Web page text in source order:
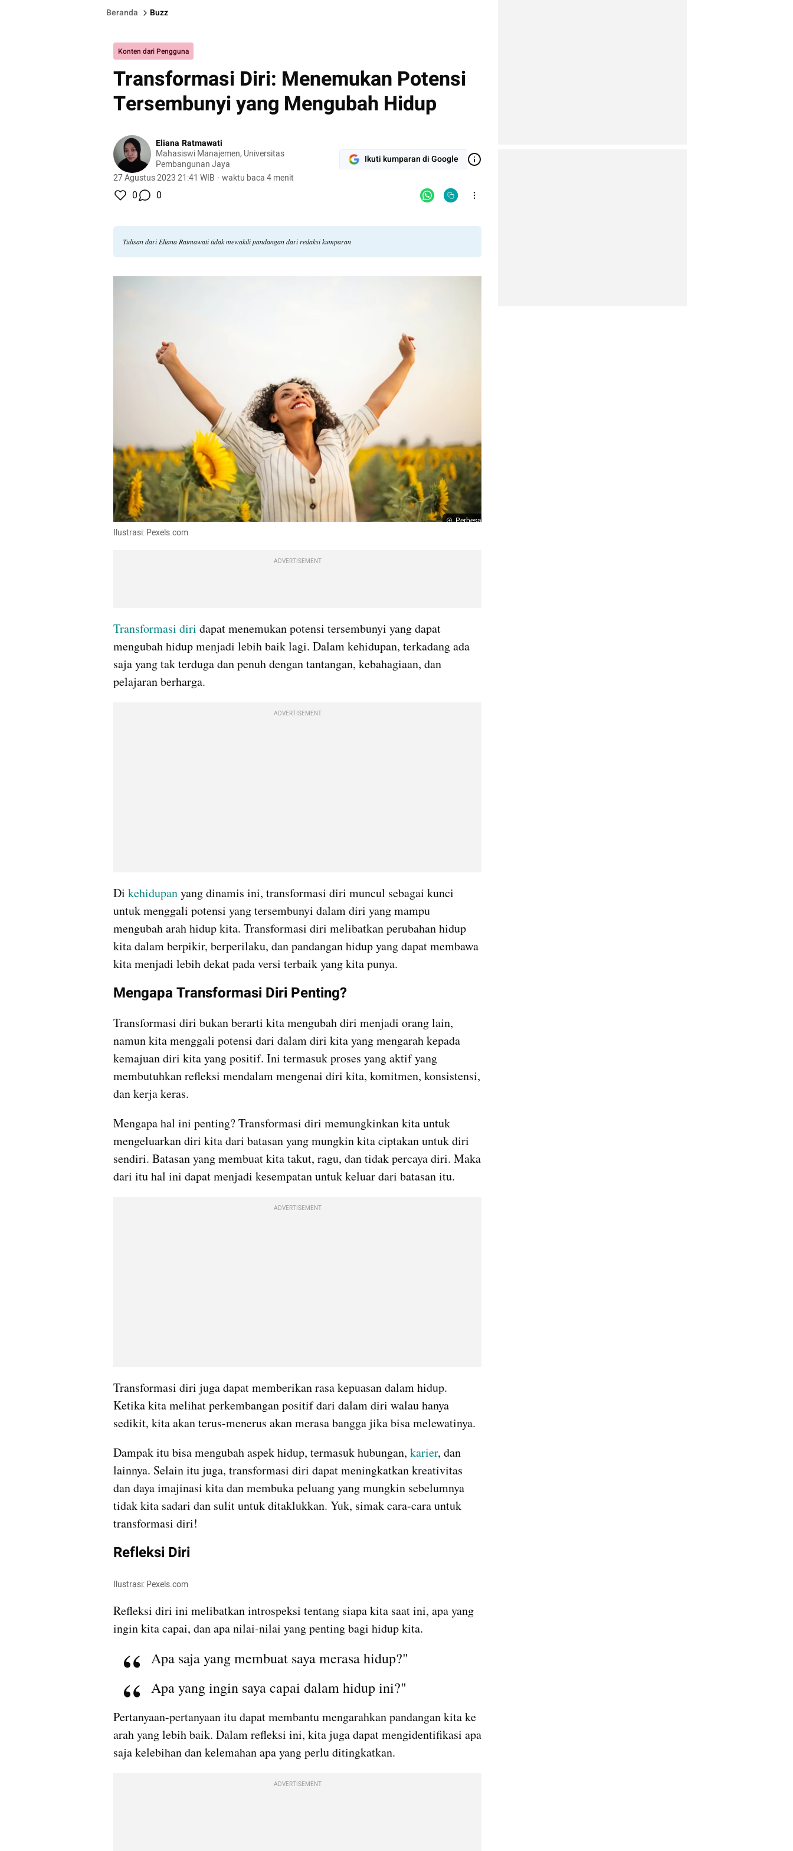
Beranda Buzz
Konten dari Pengguna
Transformasi Diri: Menemukan Potensi
Tersembunyi yang Mengubah Hidup
Eliana Ratmawati
Mahasiswi Manajemen, Universitas
Pembangunan Jaya
27 Agustus 2023 21:41 WIB · waktu baca 4 menit
Ikuti kumparan di Google
0 0
Tulisan dari Eliana Ratmawati tidak mewakili pandangan dari redaksi kumparan
Perbesar
Ilustrasi: Pexels.com
ADVERTISEMENT
Transformasi diri dapat menemukan potensi tersembunyi yang dapat
mengubah hidup menjadi lebih baik lagi. Dalam kehidupan, terkadang ada
saja yang tak terduga dan penuh dengan tantangan, kebahagiaan, dan
pelajaran berharga.
ADVERTISEMENT
Di kehidupan yang dinamis ini, transformasi diri muncul sebagai kunci
untuk menggali potensi yang tersembunyi dalam diri yang mampu
mengubah arah hidup kita. Transformasi diri melibatkan perubahan hidup
kita dalam berpikir, berperilaku, dan pandangan hidup yang dapat membawa
kita menjadi lebih dekat pada versi terbaik yang kita punya.
Mengapa Transformasi Diri Penting?
Transformasi diri bukan berarti kita mengubah diri menjadi orang lain,
namun kita menggali potensi dari dalam diri kita yang mengarah kepada
kemajuan diri kita yang positif. Ini termasuk proses yang aktif yang
membutuhkan refleksi mendalam mengenai diri kita, komitmen, konsistensi,
dan kerja keras.
Mengapa hal ini penting? Transformasi diri memungkinkan kita untuk
mengeluarkan diri kita dari batasan yang mungkin kita ciptakan untuk diri
sendiri. Batasan yang membuat kita takut, ragu, dan tidak percaya diri. Maka
dari itu hal ini dapat menjadi kesempatan untuk keluar dari batasan itu.
ADVERTISEMENT
Transformasi diri juga dapat memberikan rasa kepuasan dalam hidup.
Ketika kita melihat perkembangan positif dari dalam diri walau hanya
sedikit, kita akan terus-menerus akan merasa bangga jika bisa melewatinya.
Dampak itu bisa mengubah aspek hidup, termasuk hubungan, karier, dan
lainnya. Selain itu juga, transformasi diri dapat meningkatkan kreativitas
dan daya imajinasi kita dan membuka peluang yang mungkin sebelumnya
tidak kita sadari dan sulit untuk ditaklukkan. Yuk, simak cara-cara untuk
transformasi diri!
Refleksi Diri
Ilustrasi: Pexels.com
Refleksi diri ini melibatkan introspeksi tentang siapa kita saat ini, apa yang
ingin kita capai, dan apa nilai-nilai yang penting bagi hidup kita.
Apa saja yang membuat saya merasa hidup?"
Apa yang ingin saya capai dalam hidup ini?"
Pertanyaan-pertanyaan itu dapat membantu mengarahkan pandangan kita ke
arah yang lebih baik. Dalam refleksi ini, kita juga dapat mengidentifikasi apa
saja kelebihan dan kelemahan apa yang perlu ditingkatkan.
ADVERTISEMENT